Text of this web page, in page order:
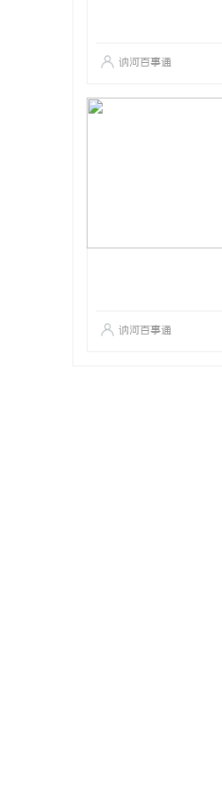
讷河百事通
讷河百事通